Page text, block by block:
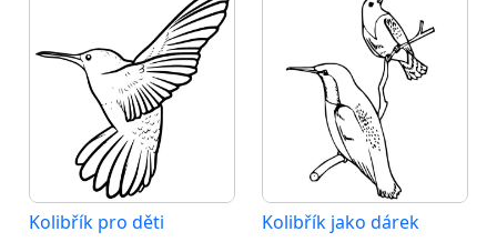
Kolibřík pro děti Kolibřík jako dárek